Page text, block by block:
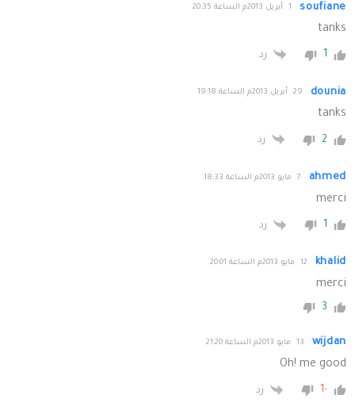
soufiane 1 أبريل 2013م الساعة 20:35
tanks
1 رد
dounia 29 أبريل 2013م الساعة 19:18
tanks
2 رد
ahmed 7 مايو 2013م الساعة 18:33
merci
1 رد
khalid 12 مايو 2013م الساعة 20:01
merci
3
wijdan 13 مايو 2013م الساعة 21:20
Oh! me good
-1 رد